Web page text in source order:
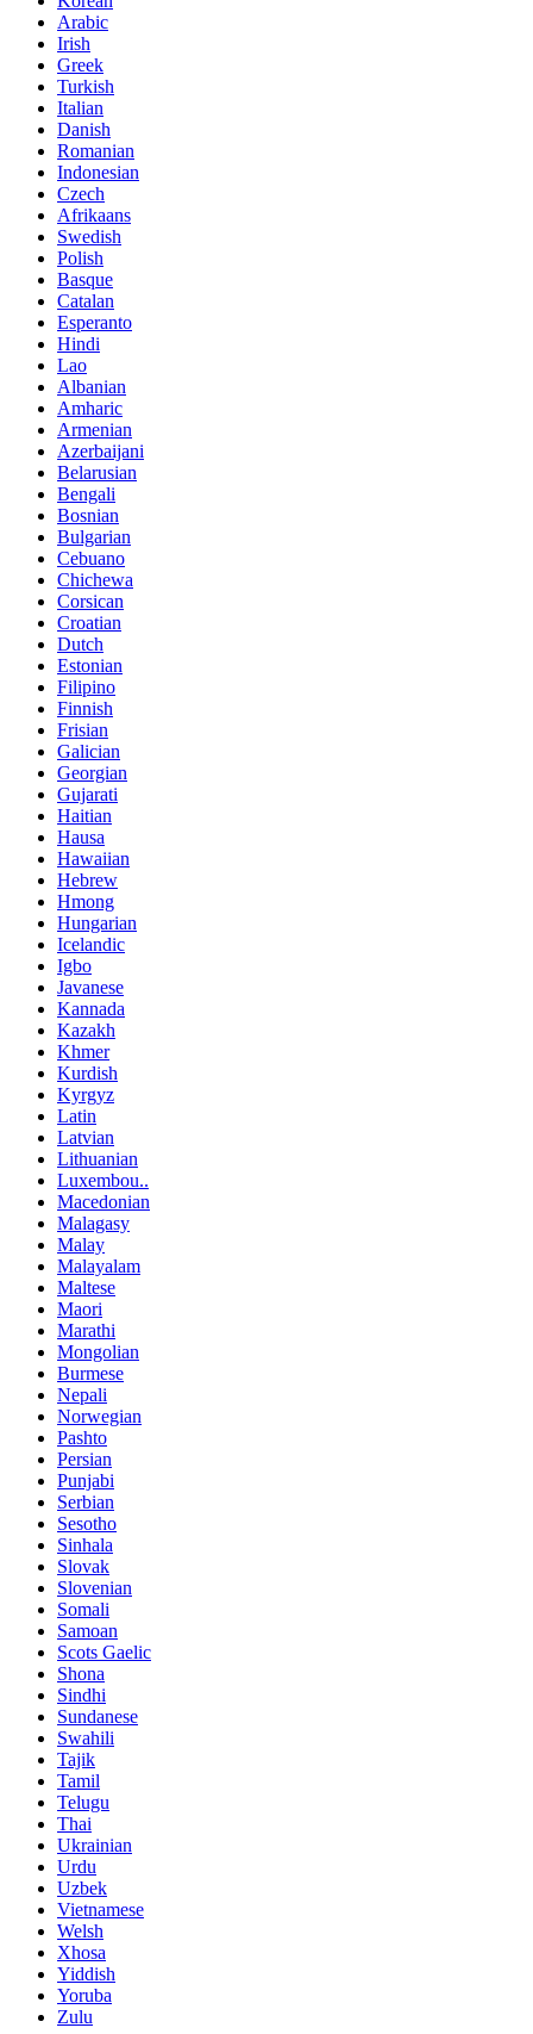
Arabic
Irish
Greek
Turkish
Italian
Danish
Romanian
Indonesian
Czech
Afrikaans
Swedish
Polish
Basque
Catalan
Esperanto
Hindi
Lao
Albanian
Amharic
Armenian
Azerbaijani
Belarusian
Bengali
Bosnian
Bulgarian
Cebuano
Chichewa
Corsican
Croatian
Dutch
Estonian
Filipino
Finnish
Frisian
Galician
Georgian
Gujarati
Haitian
Hausa
Hawaiian
Hebrew
Hmong
Hungarian
Icelandic
Igbo
Javanese
Kannada
Kazakh
Khmer
Kurdish
Kyrgyz
Latin
Latvian
Lithuanian
Luxembou..
Macedonian
Malagasy
Malay
Malayalam
Maltese
Maori
Marathi
Mongolian
Burmese
Nepali
Norwegian
Pashto
Persian
Punjabi
Serbian
Sesotho
Sinhala
Slovak
Slovenian
Somali
Samoan
Scots Gaelic
Shona
Sindhi
Sundanese
Swahili
Tajik
Tamil
Telugu
Thai
Ukrainian
Urdu
Uzbek
Vietnamese
Welsh
Xhosa
Yiddish
Yoruba
Zulu